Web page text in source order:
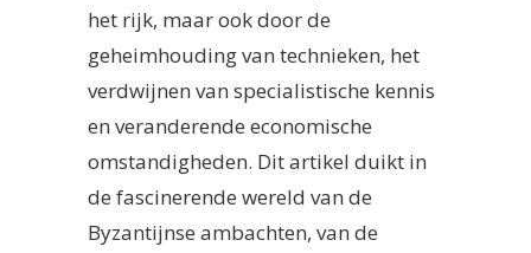
het rijk, maar ook door de
geheimhouding van technieken, het
verdwijnen van specialistische kennis
en veranderende economische
omstandigheden. Dit artikel duikt in
de fascinerende wereld van de
Byzantijnse ambachten, van de